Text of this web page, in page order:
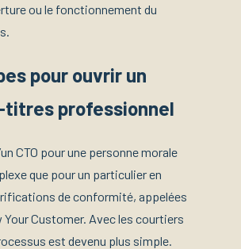
ou le fonctionnement du
pour ouvrir un
professionnel
CTO pour une personne morale
que pour un particulier en
de conformité, appelées
Your Customer. Avec les courtiers
est devenu plus simple.